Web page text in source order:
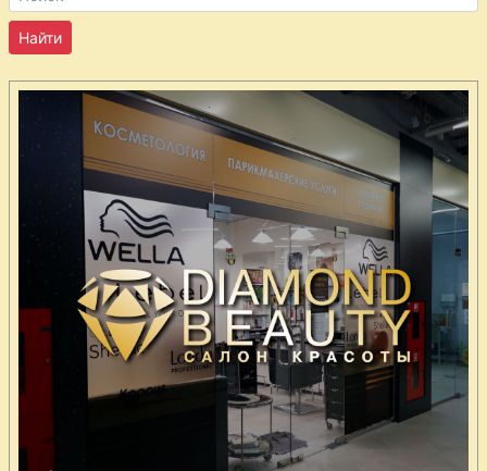
овощами
Запеченый
картофель
«Patate al forno»